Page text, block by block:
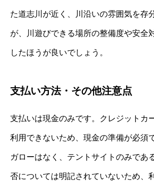
た道志川が近く、川沿いの雰囲気を存
が、川遊びできる場所の整備度や安全
したほうが良いでしょう。
支払い方法・その他注意点
支払いは現金のみです。クレジットカ
利用できないため、現金の準備が必須
ガローはなく、テントサイトのみであ
否については明記されていないため、